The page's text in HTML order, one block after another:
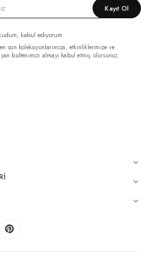
Kayıt Ol
kabul ediyorum.
son koleksiyonlarımıza, etkinliklerimize ve
bültenimizi almayı kabul etmiş olursunuz.